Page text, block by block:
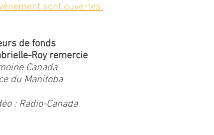
sont ouvertes!
de fonds
Roy remercie
Canada
du Manitoba
: Radio-Canada